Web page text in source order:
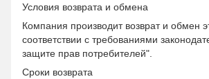
Условия возврата и обмена
Компания производит возврат и обмен
соответствии с требованиями
защите прав потребителей".
Сроки возврата